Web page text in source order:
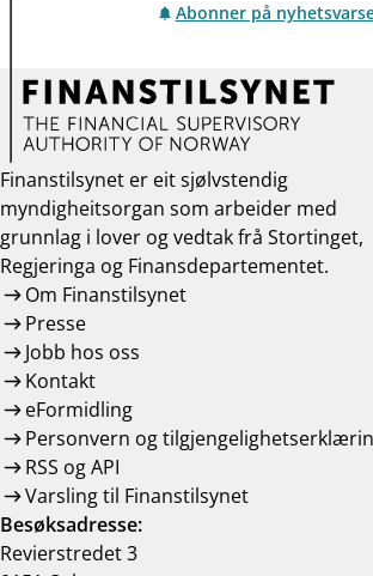
Abonner på
Finanstilsynet er eit sjølvstendig
myndigheitsorgan som arbeider med
grunnlag i lover og vedtak frå Stortinget,
Regjeringa og Finansdepartementet.
Om Finanstilsynet
Presse
Jobb hos oss
Kontakt
eFormidling
Personvern og
RSS og API
Varsling til Finanstilsynet
Besøksadresse:
Revierstredet 3